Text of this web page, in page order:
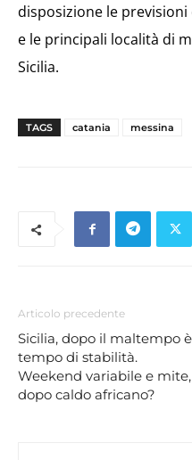
disposizione le
e le principali località di
Sicilia.
TAGS catania messina
Articolo precedente
Sicilia, dopo il maltempo è
tempo di stabilità.
Weekend variabile e mite,
dopo caldo africano?